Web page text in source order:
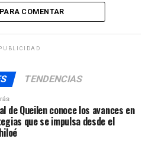
la nominación de estudiantes,
se realizará en 5° básico para
primer nivel de la Escuela de
por algunas variaciones
Entre los cambio se
y la supresión de cupos
COMENTAR
PUBLICIDAD
TENDENCIAS
de Queilen conoce los avances en
que se impulsa desde el